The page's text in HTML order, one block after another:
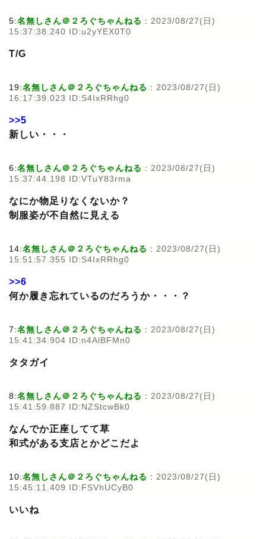
5:名無しさん＠２ろぐちゃんねる : 2023/08/27(日)
15:37:38.240 ID:u2yYEX0T0
T/G
19:名無しさん＠２ろぐちゃんねる : 2023/08/27(日)
16:17:39.023 ID:S4IxRRhg0
>>5
新しい・・・
6:名無しさん＠２ろぐちゃんねる : 2023/08/27(日)
15:37:44.198 ID:VTuY83rma
なにか物足りなくないか？
制服姿が不自然に見える
14:名無しさん＠２ろぐちゃんねる : 2023/08/27(日)
15:51:57.355 ID:S4IxRRhg0
>>6
何か履き忘れているのだろうか・・・？
7:名無しさん＠２ろぐちゃんねる : 2023/08/27(日)
15:41:34.904 ID:n4AlBFMn0
タタガイ
8:名無しさん＠２ろぐちゃんねる : 2023/08/27(日)
15:41:59.887 ID:NZStcwBk0
なんでか正座してて草
和式がある支店とかどこだよ
10:名無しさん＠２ろぐちゃんねる : 2023/08/27(日)
15:45:11.409 ID:FSVhUCyB0
いいね